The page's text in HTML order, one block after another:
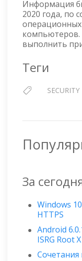
Информация
2020 года, по
компьютеров.
выполнить
Теги
SECURITY
За
Windows
HTTPS
Android
ISRG Root
Сочетания